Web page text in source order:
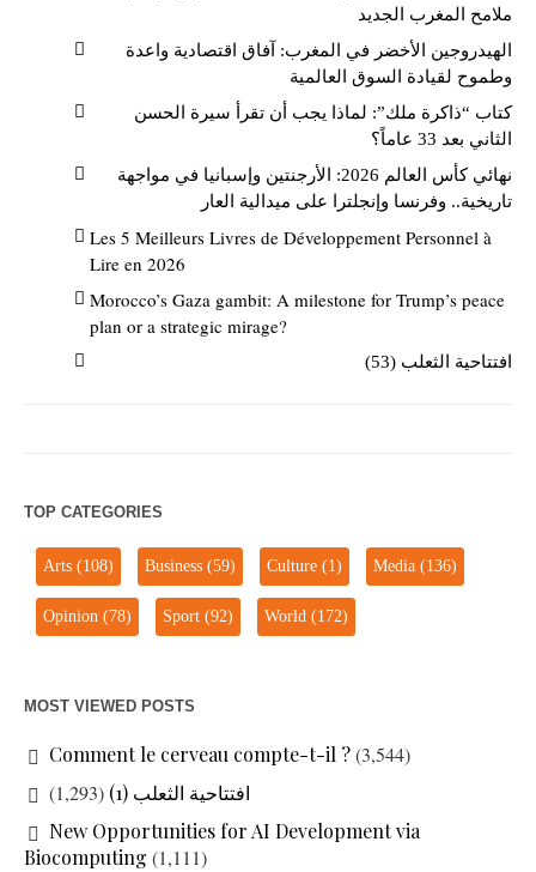
ملامح المغرب الجديد
الهيدروجين الأخضر في المغرب: آفاق اقتصادية واعدة
وطموح لقيادة السوق العالمية
كتاب “ذاكرة ملك”: لماذا يجب أن تقرأ سيرة الحسن
الثاني بعد 33 عاماً؟
نهائي كأس العالم 2026: الأرجنتين وإسبانيا في مواجهة
تاريخية.. وفرنسا وإنجلترا على ميدالية العار
Les 5 Meilleurs Livres de Développement Personnel à
Lire en 2026
Morocco’s Gaza gambit: A milestone for Trump’s peace
plan or a strategic mirage?
افتتاحية الثعلب (53)
TOP CATEGORIES
Arts (108) Business (59) Culture (1) Media (136)
Opinion (78) Sport (92) World (172)
MOST VIEWED POSTS
Comment le cerveau compte-t-il ?(3,544)
افتتاحية الثعلب (1)
(1,293)
New Opportunities for AI Development via
Biocomputing (1,111)